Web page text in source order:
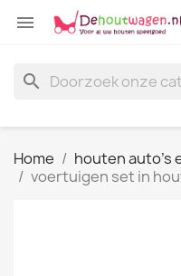

search
Home houten auto's
voertuigen set in